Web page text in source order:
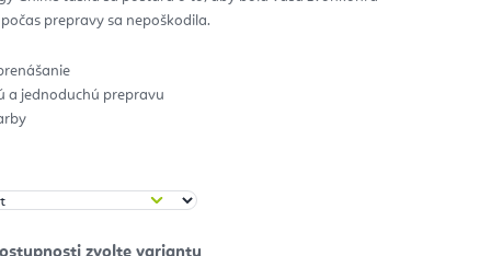
prepravy sa nepoškodila.
a jednoduchú prepravu